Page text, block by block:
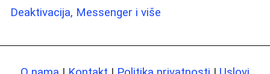
Deaktivacija, Messenger i više